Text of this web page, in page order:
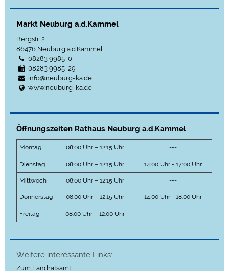
Markt Neuburg a.d.Kammel
Bergstr. 2
86476 Neuburg a.d.Kammel
08283 9985-0
08283 9985-29
info@neuburg-ka.de
www.neuburg-ka.de
Öffnungszeiten Rathaus Neuburg a.d.Kammel
Montag 08:00 Uhr – 12:15 Uhr ---
Dienstag 08:00 Uhr – 12:15 Uhr 14:00 Uhr - 17:00 Uhr
Mittwoch 08:00 Uhr – 12:15 Uhr ---
Donnerstag 08:00 Uhr – 12:15 Uhr 14:00 Uhr - 18:00 Uhr
Freitag 08:00 Uhr – 12:00 Uhr ---
Weitere interessante Links:
Zum Landratsamt